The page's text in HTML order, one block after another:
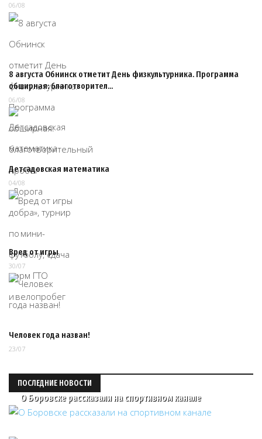
06/08
8 августа Обнинск отметит День физкультурника. Программа
обширная: благотворител…
06/08
Детсадовская математика
04/08
Вред от игры
30/07
Человек года назван!
23/07
ПОСЛЕДНИЕ НОВОСТИ
О Боровске рассказали на спортивном канале